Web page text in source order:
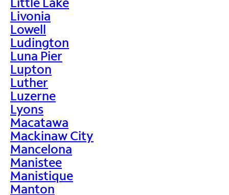
Livonia
Lowell
Ludington
Luna Pier
Lupton
Luther
Luzerne
Lyons
Macatawa
Mackinaw City
Mancelona
Manistee
Manistique
Manton